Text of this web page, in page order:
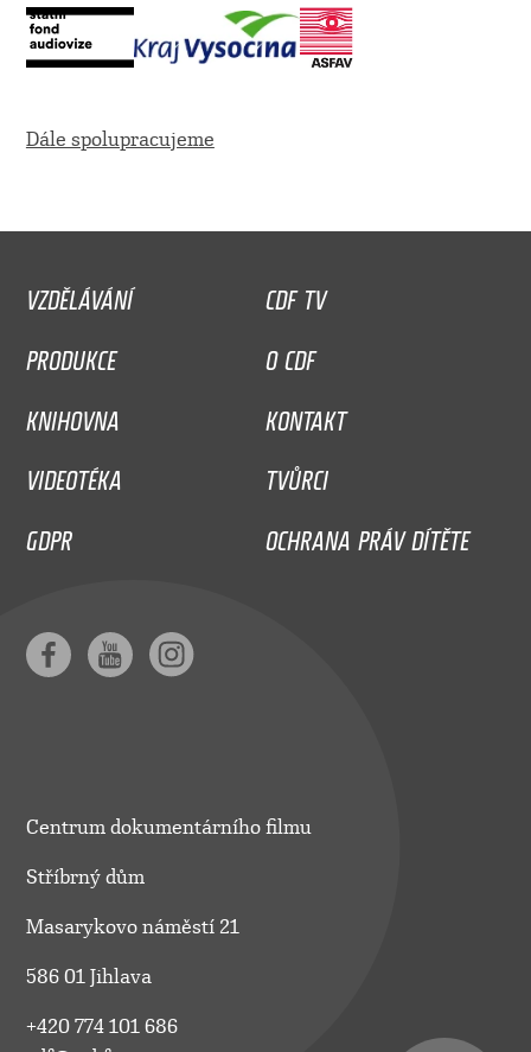
Dále spolupracujeme
VZDĚLÁVÁNÍ
CDF TV
PRODUKCE
O CDF
KNIHOVNA
KONTAKT
VIDEOTÉKA
TVŮRCI
GDPR
OCHRANA PRÁV DÍTĚTE
Centrum dokumentárního filmu
Stříbrný dům
Masarykovo náměstí 21
586 01 Jihlava
+420 774 101 686